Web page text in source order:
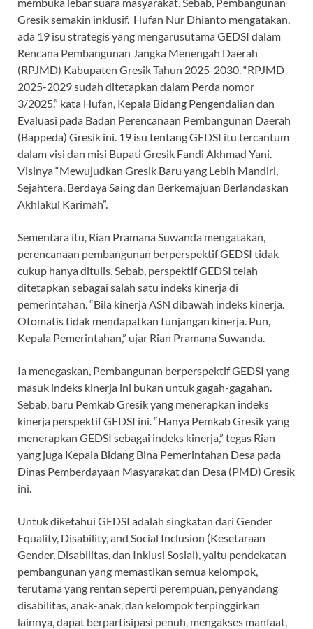
Gresik semakin inklusif. Hufan Nur Dhianto mengatakan,
ada 19 isu strategis yang mengarusutama GEDSI dalam
Rencana Pembangunan Jangka Menengah Daerah
(RPJMD) Kabupaten Gresik Tahun 2025-2030. “RPJMD
2025-2029 sudah ditetapkan dalam Perda nomor
3/2025,” kata Hufan, Kepala Bidang Pengendalian dan
Evaluasi pada Badan Perencanaan Pembangunan Daerah
(Bappeda) Gresik ini. 19 isu tentang GEDSI itu tercantum
dalam visi dan misi Bupati Gresik Fandi Akhmad Yani.
Visinya “Mewujudkan Gresik Baru yang Lebih Mandiri,
Sejahtera, Berdaya Saing dan Berkemajuan Berlandaskan
Akhlakul Karimah”.
Sementara itu, Rian Pramana Suwanda mengatakan,
perencanaan pembangunan berperspektif GEDSI tidak
cukup hanya ditulis. Sebab, perspektif GEDSI telah
ditetapkan sebagai salah satu indeks kinerja di
pemerintahan. “Bila kinerja ASN dibawah indeks kinerja.
Otomatis tidak mendapatkan tunjangan kinerja. Pun,
Kepala Pemerintahan,” ujar Rian Pramana Suwanda.
Ia menegaskan, Pembangunan berperspektif GEDSI yang
masuk indeks kinerja ini bukan untuk gagah-gagahan.
Sebab, baru Pemkab Gresik yang menerapkan indeks
kinerja perspektif GEDSI ini. “Hanya Pemkab Gresik yang
menerapkan GEDSI sebagai indeks kinerja,” tegas Rian
yang juga Kepala Bidang Bina Pemerintahan Desa pada
Dinas Pemberdayaan Masyarakat dan Desa (PMD) Gresik
ini.
Untuk diketahui GEDSI adalah singkatan dari Gender
Equality, Disability, and Social Inclusion (Kesetaraan
Gender, Disabilitas, dan Inklusi Sosial), yaitu pendekatan
pembangunan yang memastikan semua kelompok,
terutama yang rentan seperti perempuan, penyandang
disabilitas, anak-anak, dan kelompok terpinggirkan
lainnya, dapat berpartisipasi penuh, mengakses manfaat,